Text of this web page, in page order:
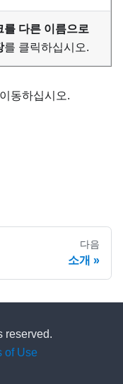
를 다른 이름으로
를 클릭하십시오.
동하십시오.
다음
소개
reserved.
of Use